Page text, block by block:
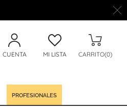
CUENTA MI LISTA CARRITO(0)
PROFESIONALES